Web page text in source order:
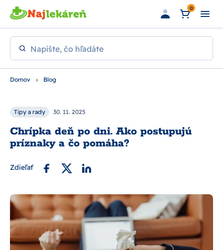
Preskočiť na hlavný obsah 0
Napíšte, čo hľadáte
Domov Blog
Tipy a rady 30. 11. 2025
Zdieľať
Chrípka deň po dni. Ako postupujú
príznaky a čo pomáha?